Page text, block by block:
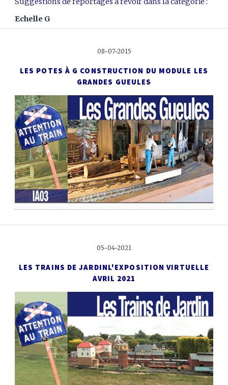
Echelle G
08-07-2015
LES POTES À G CONSTRUCTION DU MODULE LES
GRANDES GUEULES
05-04-2021
LES TRAINS DE JARDINL'EXPOSITION VIRTUELLE
AVRIL 2021